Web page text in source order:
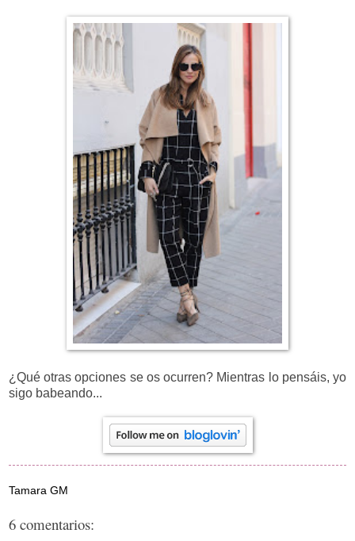
¿Qué otras opciones se os ocurren? Mientras lo pensáis, yo
sigo babeando...
Tamara GM
6 comentarios: